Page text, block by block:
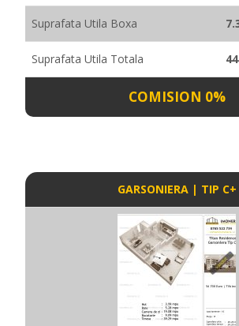
Suprafata Utila Boxa
Suprafata Utila Totala
COMISION 0%
GARSONIERA | TIP C+